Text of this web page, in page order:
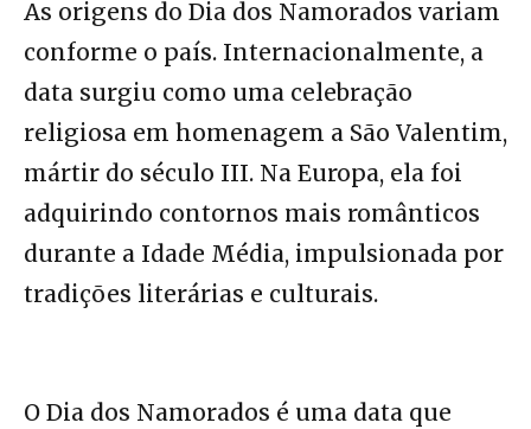
As origens do Dia dos Namorados variam
conforme o país. Internacionalmente, a
data surgiu como uma celebração
religiosa em homenagem a São Valentim,
mártir do século III. Na Europa, ela foi
adquirindo contornos mais românticos
durante a Idade Média, impulsionada por
tradições literárias e culturais.
O Dia dos Namorados é uma data que